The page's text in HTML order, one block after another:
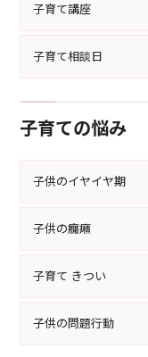
子育て講座
子育て相談日
子育ての悩み
子供のイヤイヤ期
子供の癇癪
子育て きつい
子供の問題行動